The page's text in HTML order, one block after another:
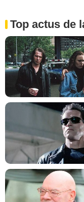
Top actus de